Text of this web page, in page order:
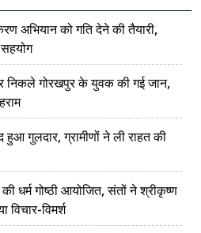
अभियान को गति देने की तैयारी,
सहयोग
निकले गोरखपुर के युवक की गई जान,
गुलदार, ग्रामीणों ने ली राहत की
की धर्म गोष्ठी आयोजित, संतों ने श्रीकृष्ण
विचार-विमर्श